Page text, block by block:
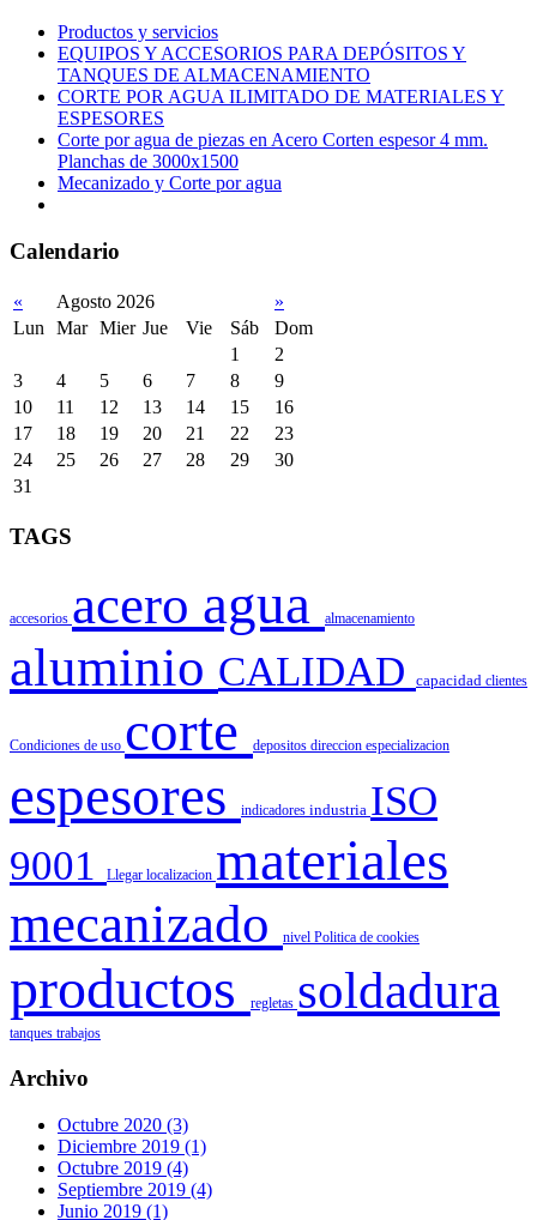
Productos y servicios
EQUIPOS Y ACCESORIOS PARA DEPÓSITOS Y
TANQUES DE ALMACENAMIENTO
CORTE POR AGUA ILIMITADO DE MATERIALES Y
ESPESORES
Corte por agua de piezas en Acero Corten espesor 4 mm.
Planchas de 3000x1500
Mecanizado y Corte por agua
Calendario
« Agosto 2026
»
Lun
Mar Mier Jue Vie Sáb
Dom
1
2
3
4 5 6 7 8
9
10
11 12 13 14 15
16
17
18 19 20 21 22
23
24
25 26 27 28 29
30
31
TAGS
accesorios acero agua almacenamiento
aluminio CALIDAD capacidad clientes
Condiciones de uso corte depositos direccion especializacion
espesores indicadores industria ISO
9001
Llegar localizacion materiales
mecanizado nivel Politica de cookies
productos regletas soldadura
tanques trabajos
Archivo
Octubre 2020 (3)
Diciembre 2019 (1)
Octubre 2019 (4)
Septiembre 2019 (4)
Junio 2019 (1)